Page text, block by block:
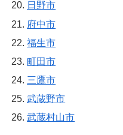
日野市
府中市
福生市
町田市
三鷹市
武蔵野市
武蔵村山市